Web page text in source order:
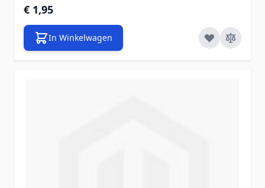
€ 1,95
In Winkelwagen